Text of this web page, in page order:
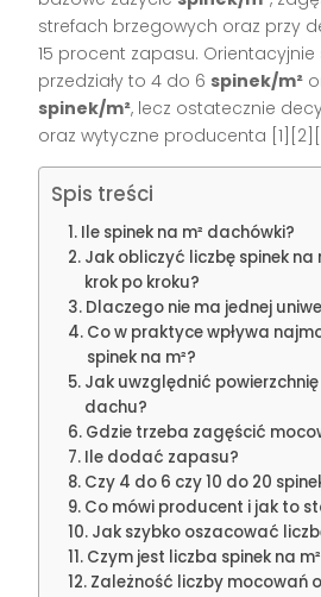
strefach brzegowych oraz przy
15 procent zapasu.
przedziały to 4 do 6 spinek/m²
spinek/m², lecz ostatecznie
oraz wytyczne producenta
Spis treści
Ile spinek na m² dachówki?
Jak obliczyć liczbę spinek
krok po kroku?
Dlaczego nie ma jednej
Co w praktyce wpływa
spinek na m²?
Jak uwzględnić
dachu?
Gdzie trzeba zagęścić
Ile dodać zapasu?
Czy 4 do 6 czy 10 do 20
Co mówi producent i jak to
Jak szybko oszacować
Czym jest liczba spinek na
Zależność liczby mocowań